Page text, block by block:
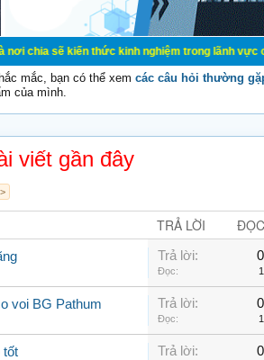
thức kinh nghiệm trong lãnh vực cơ điện,
mắc, bạn có thể xem các câu hỏi thường
của mình.
viết gần đây
TRẢ LỜI ĐỌC
Trả lời: 0
Đọc: 1
voi BG Pathum Trả lời: 0
Đọc: 1
tốt Trả lời: 0